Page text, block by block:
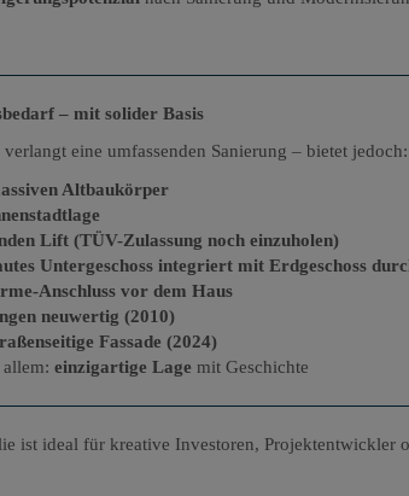
– mit solider Basis
eine umfassenden Sanierung – bietet jedoch:
Altbaukörper
Lift (TÜV-Zulassung noch einzuholen)
Untergeschoss integriert mit Erdgeschoss
Anschluss vor dem Haus
neuwertig (2010)
Fassade (2024)
einzigartige Lage mit Geschichte
ist ideal für kreative Investoren, Projektentwickler